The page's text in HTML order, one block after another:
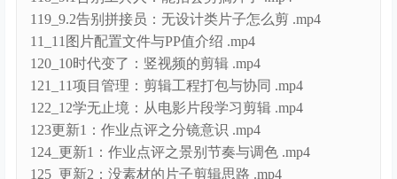
11_11图片配置文件与PP值介绍 .mp4
120_10时代变了：竖视频的剪辑 .mp4
121_11项目管理：剪辑工程打包与协同 .mp4
122_12学无止境：从电影片段学习剪辑 .mp4
123更新1：作业点评之分镜意识 .mp4
124_更新1：作业点评之景别节奏与调色 .mp4
125_更新2：没素材的片子剪辑思路 .mp4
126_更新3：动作匹配详细拆解 .mp4